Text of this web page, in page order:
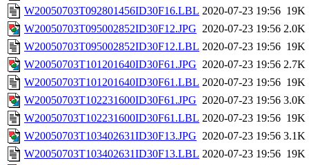
W20050703T092801456ID30F16.LBL 2020-07-23 19:56 19K
W20050703T095002852ID30F12.JPG 2020-07-23 19:56 2.0K
W20050703T095002852ID30F12.LBL 2020-07-23 19:56 19K
W20050703T101201640ID30F61.JPG 2020-07-23 19:56 2.7K
W20050703T101201640ID30F61.LBL 2020-07-23 19:56 19K
W20050703T102231600ID30F61.JPG 2020-07-23 19:56 3.0K
W20050703T102231600ID30F61.LBL 2020-07-23 19:56 19K
W20050703T103402631ID30F13.JPG 2020-07-23 19:56 3.1K
W20050703T103402631ID30F13.LBL 2020-07-23 19:56 19K